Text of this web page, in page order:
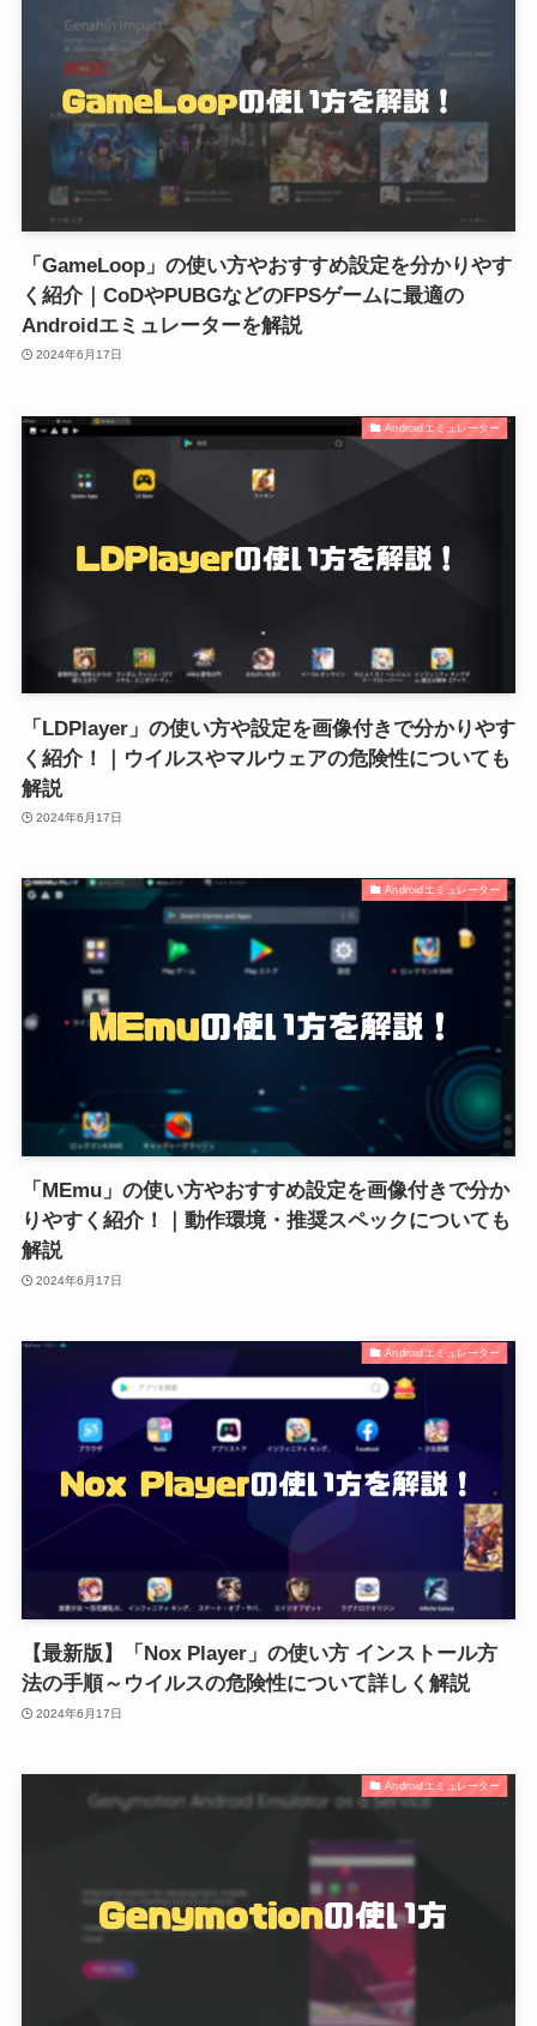
「GameLoop」の使い方やおすすめ設定を分かりやす
く紹介｜CoDやPUBGなどのFPSゲームに最適の
Androidエミュレーターを解説
2024年6月17日
Androidエミュレーター
「LDPlayer」の使い方や設定を画像付きで分かりやす
く紹介！｜ウイルスやマルウェアの危険性についても
解説
2024年6月17日
Androidエミュレーター
「MEmu」の使い方やおすすめ設定を画像付きで分か
りやすく紹介！｜動作環境・推奨スペックについても
解説
2024年6月17日
Androidエミュレーター
【最新版】「Nox Player」の使い方 インストール方
法の手順～ウイルスの危険性について詳しく解説
2024年6月17日
Androidエミュレーター